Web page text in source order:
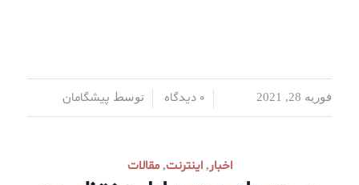
فوریه 28, 2021 / 0 دیدگاه
/ توسط پیشگامان
اخبار,اینترنت,مقالات